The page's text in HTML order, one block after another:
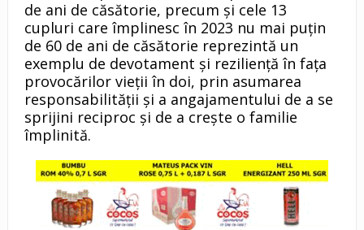
de ani de căsătorie, precum și cele 13
cupluri care împlinesc în 2023 nu mai puțin
de 60 de ani de căsătorie reprezintă un
exemplu de devotament și reziliență în fața
provocărilor vieții în doi, prin asumarea
responsabilității și a angajamentului de a se
sprijini reciproc și de a crește o familie
împlinită.